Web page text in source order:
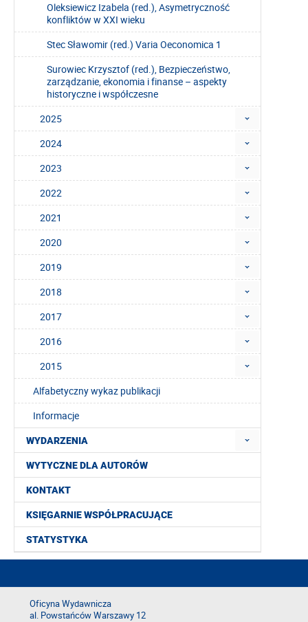
Oleksiewicz Izabela (red.), Asymetryczność
konfliktów w XXI wieku
Stec Sławomir (red.) Varia Oeconomica 1
Surowiec Krzysztof (red.), Bezpieczeństwo,
zarządzanie, ekonomia i finanse – aspekty
historyczne i współczesne
2025
2024
2023
2022
2021
2020
2019
2018
2017
2016
2015
Alfabetyczny wykaz publikacji
Informacje
WYDARZENIA
WYTYCZNE DLA AUTORÓW
KONTAKT
KSIĘGARNIE WSPÓŁPRACUJĄCE
STATYSTYKA
Oficyna Wydawnicza
al. Powstańców Warszawy 12